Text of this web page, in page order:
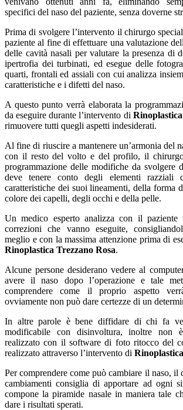
specifici del naso del paziente, senza doverne
Prima di svolgere l’intervento il chirurgo
paziente al fine di effettuare una valutazione
delle cavità nasali per valutare la presenza di
ipertrofia dei turbinati, ed esegue delle
quarti, frontali ed assiali con cui analizza
caratteristiche e i difetti del naso.
A questo punto verrà elaborata la
da eseguire durante l’intervento di
rimuovere tutti quegli aspetti indesiderati.
Al fine di riuscire a mantenere un’armonia del
con il resto del volto e del profilo, il
programmazione delle modifiche da svolgere
deve tenere conto degli elementi razziali
caratteristiche dei suoi lineamenti, della forma
colore dei capelli, degli occhi e della pelle.
Un medico esperto analizza con il
correzioni che vanno eseguite,
meglio e con la massima attenzione prima di
Rinoplastica Trezzano Rosa.
Alcune persone desiderano vedere al
avere il naso dopo l’operazione e tale
comprendere come il proprio aspetto
ovviamente non può dare certezze di un
In altre parole è bene diffidare di chi fa
modificabile con disinvoltura, inoltre non
realizzato con il software di foto ritocco del
realizzato attraverso l’intervento di
Per comprendere come può cambiare il naso, il
cambiamenti consiglia di apportare ad ogni
compone la piramide nasale in maniera tale
dare i risultati sperati.